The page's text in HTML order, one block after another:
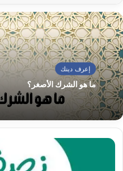
إعرف دينك
ما هو الشرك الأصغر؟
موعد